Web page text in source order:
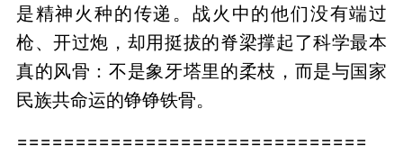
是精神火种的传递。战火中的他们没有端过
枪、开过炮，却用挺拔的脊梁撑起了科学最本
真的风骨：不是象牙塔里的柔枝，而是与国家
民族共命运的铮铮铁骨。
==============================